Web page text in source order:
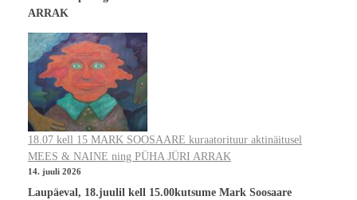
ARRAK
18.07 kell 15 MARK SOOSAARE kuraatorituur aktinäitusel
MEES & NAINE ning PÜHA JÜRI ARRAK
14. juuli 2026
Laupäeval, 18.juulil kell 15.00kutsume Mark Soosaare